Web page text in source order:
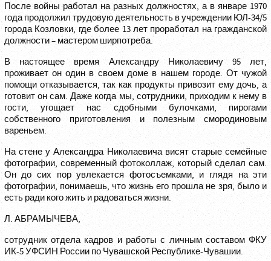
После войны работал на разных должностях, а в январе 1970
года продолжил трудовую деятельность в учреждении ЮЛ-34/5
города Козловки, где более 13 лет проработал на гражданской
должности – мастером ширпотреба.
В настоящее время Александру Николаевичу 95 лет,
проживает он один в своем доме в нашем городе. От чужой
помощи отказывается, так как продукты привозит ему дочь, а
готовит он сам. Даже когда мы, сотрудники, приходим к нему в
гости, угощает нас сдобными булочками, пирогами
собственного приготовления и полезным смородиновым
вареньем.
На стене у Александра Николаевича висят старые семейные
фотографии, современный фотоколлаж, который сделал сам.
Он до сих пор увлекается фотосъемками, и глядя на эти
фотографии, понимаешь, что жизнь его прошла не зря, было и
есть ради кого жить и радоваться жизни.
Л. АБРАМЫЧЕВА,
сотрудник отдела кадров и работы с личным составом ФКУ
ИК-5 УФСИН России по Чувашской Республике-Чувашии.